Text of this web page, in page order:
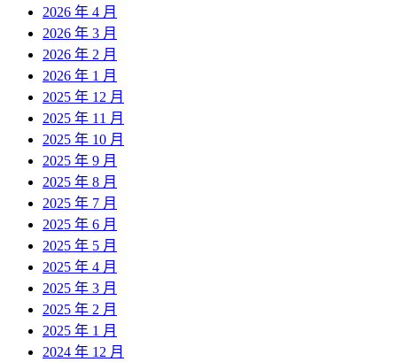
2026 年 4 月
2026 年 3 月
2026 年 2 月
2026 年 1 月
2025 年 12 月
2025 年 11 月
2025 年 10 月
2025 年 9 月
2025 年 8 月
2025 年 7 月
2025 年 6 月
2025 年 5 月
2025 年 4 月
2025 年 3 月
2025 年 2 月
2025 年 1 月
2024 年 12 月